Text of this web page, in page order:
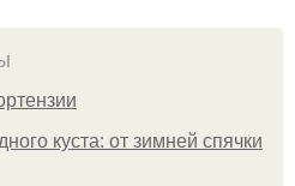
куста: от зимней спячки